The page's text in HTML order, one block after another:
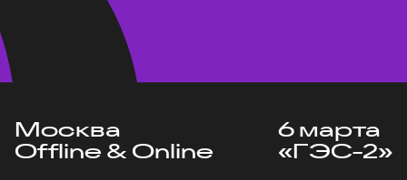
Москва
Offline & Online
6 марта
«ГЭС-2»